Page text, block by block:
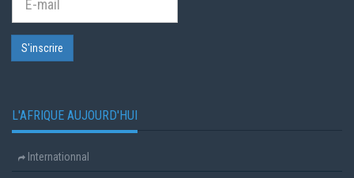
L'AFRIQUE AUJOURD'HUI
Internationnal